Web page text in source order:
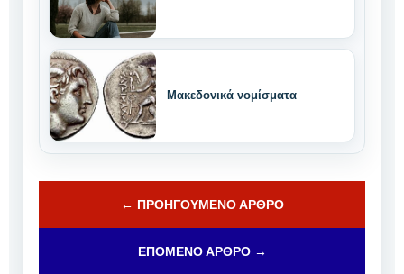
Μακεδονικά νομίσματα
← ΠΡΟΗΓΟΎΜΕΝΟ ΆΡΘΡΟ
ΕΠΌΜΕΝΟ ΆΡΘΡΟ →